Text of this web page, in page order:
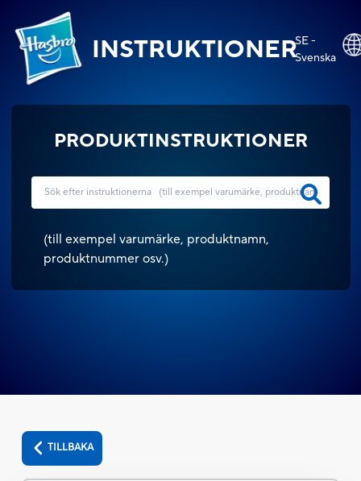
INSTRUKTIONERSE -
Svenska
PRODUKTINSTRUKTIONER
(till exempel varumärke, produktnamn,
produktnummer osv.)
TILLBAKA